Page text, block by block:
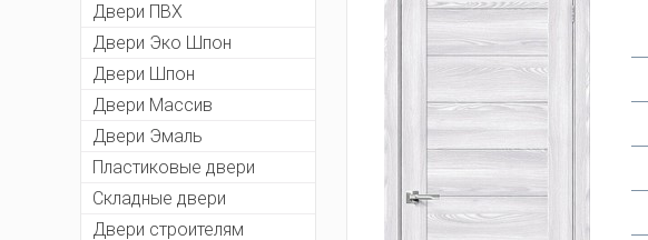
Двери ПВХ
Двери Эко Шпон
Двери Шпон
Двери Массив
Двери Эмаль
Пластиковые двери
Складные двери
Двери строителям